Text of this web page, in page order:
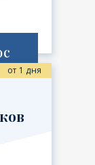
от 1 дня